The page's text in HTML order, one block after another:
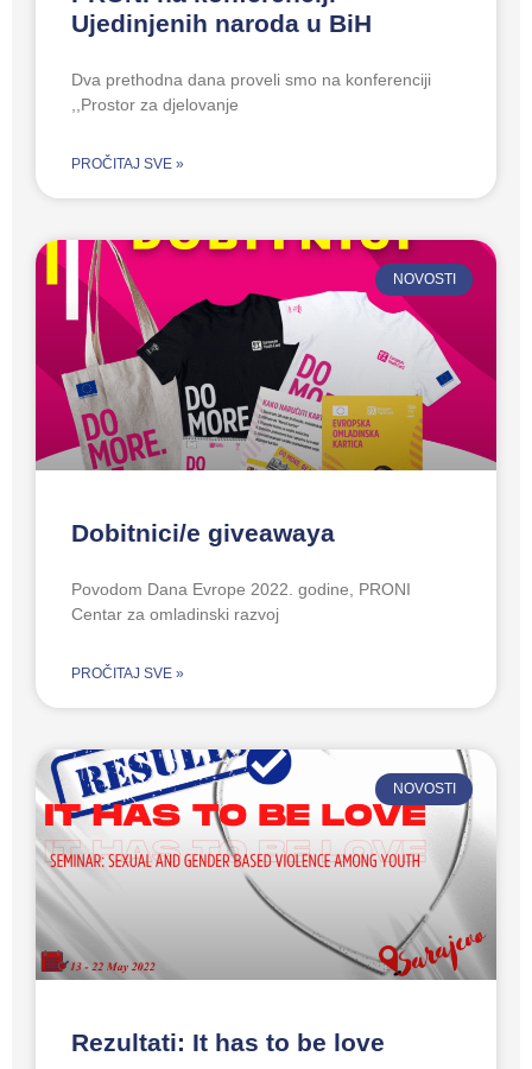
Ujedinjenih naroda u BiH
Dva prethodna dana proveli smo na konferenciji
,,Prostor za djelovanje
PROČITAJ SVE »
NOVOSTI
Dobitnici/e giveawaya
Povodom Dana Evrope 2022. godine, PRONI
Centar za omladinski razvoj
PROČITAJ SVE »
NOVOSTI
Rezultati: It has to be love